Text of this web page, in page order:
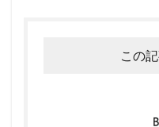
この